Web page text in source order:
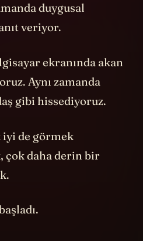
duygusal
veriyor.
ekranında akan
Aynı zamanda
gibi hissediyoruz.
iyi de görmek
çok daha derin bir